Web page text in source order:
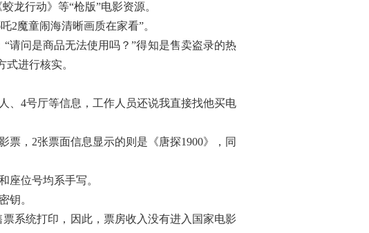
行动》等“枪版”电影资源。
魔童闹海清晰画质在家看”。
问是商品无法使用吗？”得知是售卖盗录的热
进行核实。
4号厅等信息，工作人员还说我直接找他买电
，2张票面信息显示的则是《唐探1900》，同
位号均系手写。
钥。
系统打印，因此，票房收入没有进入国家电影